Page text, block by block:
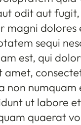
odit aut fugit,
magni dolores
sequi
est, qui
amet,
non numquam
ut labore
quaerat